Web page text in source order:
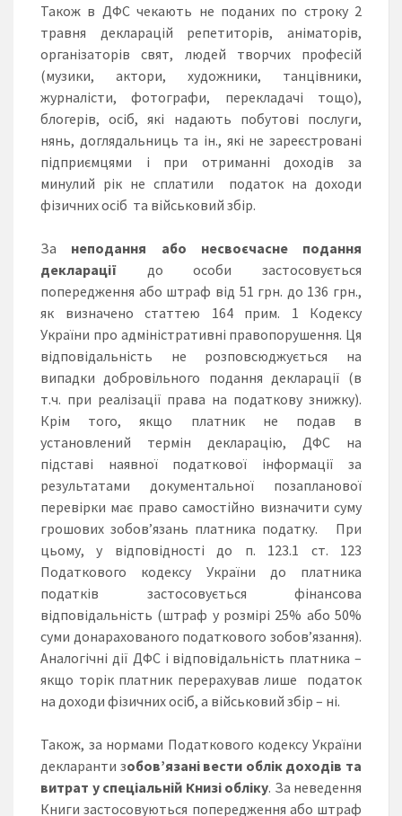
Також в ДФС чекають не поданих по строку 2
травня декларацій репетиторів, аніматорів,
організаторів свят, людей творчих професій
(музики, актори, художники, танцівники,
журналісти, фотографи, перекладачі тощо),
блогерів, осіб, які надають побутові послуги,
нянь, доглядальниць та ін., які не зареєстровані
підприємцями і при отриманні доходів за
минулий рік не сплатили податок на доходи
фізичних осіб та військовий збір.
За неподання або несвоєчасне подання
декларації до особи застосовується
попередження або штраф від 51 грн. до 136 грн.,
як визначено статтею 164 прим. 1 Кодексу
України про адміністративні правопорушення. Ця
відповідальність не розповсюджується на
випадки добровільного подання декларації (в
т.ч. при реалізації права на податкову знижку).
Крім того, якщо платник не подав в
установлений термін декларацію, ДФС на
підставі наявної податкової інформації за
результатами документальної позапланової
перевірки має право самостійно визначити суму
грошових зобов’язань платника податку. При
цьому, у відповідності до п. 123.1 ст. 123
Податкового кодексу України до платника
податків застосовується фінансова
відповідальність (штраф у розмірі 25% або 50%
суми донарахованого податкового зобов’язання).
Аналогічні дії ДФС і відповідальність платника –
якщо торік платник перерахував лише податок
на доходи фізичних осіб, а військовий збір – ні.
Також, за нормами Податкового кодексу України
декларанти зобов’язані вести облік доходів та
витрат у спеціальній Книзі обліку. За неведення
Книги застосовуються попередження або штраф